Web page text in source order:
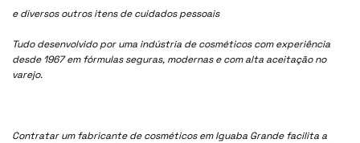
e diversos outros itens de cuidados pessoais
Tudo desenvolvido por uma indústria de cosméticos com experiência
desde 1967 em fórmulas seguras, modernas e com alta aceitação no
varejo.
Contratar um fabricante de cosméticos em Iguaba Grande facilita a